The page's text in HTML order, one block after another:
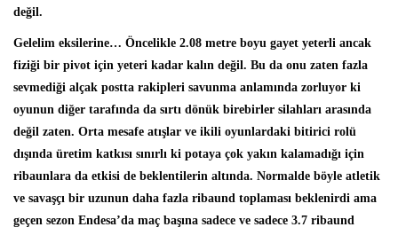
değil.
Gelelim eksilerine… Öncelikle 2.08 metre boyu gayet yeterli ancak
fiziği bir pivot için yeteri kadar kalın değil. Bu da onu zaten fazla
sevmediği alçak postta rakipleri savunma anlamında zorluyor ki
oyunun diğer tarafında da sırtı dönük birebirler silahları arasında
değil zaten. Orta mesafe atışlar ve ikili oyunlardaki bitirici rolü
dışında üretim katkısı sınırlı ki potaya çok yakın kalamadığı için
ribaunlara da etkisi de beklentilerin altında. Normalde böyle atletik
ve savaşçı bir uzunun daha fazla ribaund toplaması beklenirdi ama
geçen sezon Endesa’da maç başına sadece ve sadece 3.7 ribaund